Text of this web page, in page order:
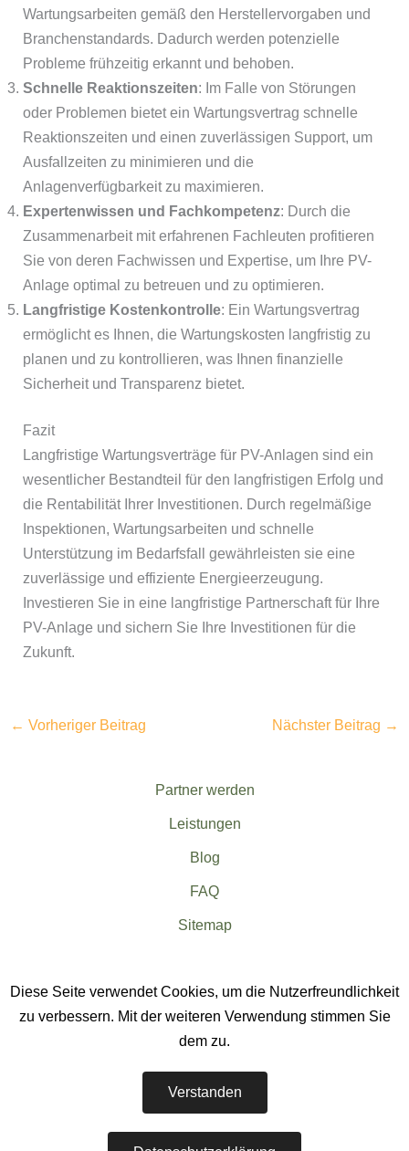
Wartungsarbeiten gemäß den Herstellervorgaben und
Branchenstandards. Dadurch werden potenzielle
Probleme frühzeitig erkannt und behoben.
Schnelle Reaktionszeiten: Im Falle von Störungen
oder Problemen bietet ein Wartungsvertrag schnelle
Reaktionszeiten und einen zuverlässigen Support, um
Ausfallzeiten zu minimieren und die
Anlagenverfügbarkeit zu maximieren.
Expertenwissen und Fachkompetenz: Durch die
Zusammenarbeit mit erfahrenen Fachleuten profitieren
Sie von deren Fachwissen und Expertise, um Ihre PV-
Anlage optimal zu betreuen und zu optimieren.
Langfristige Kostenkontrolle: Ein Wartungsvertrag
ermöglicht es Ihnen, die Wartungskosten langfristig zu
planen und zu kontrollieren, was Ihnen finanzielle
Sicherheit und Transparenz bietet.
Fazit
Langfristige Wartungsverträge für PV-Anlagen sind ein
wesentlicher Bestandteil für den langfristigen Erfolg und
die Rentabilität Ihrer Investitionen. Durch regelmäßige
Inspektionen, Wartungsarbeiten und schnelle
Unterstützung im Bedarfsfall gewährleisten sie eine
zuverlässige und effiziente Energieerzeugung.
Investieren Sie in eine langfristige Partnerschaft für Ihre
PV-Anlage und sichern Sie Ihre Investitionen für die
Zukunft.
← Vorheriger Beitrag Nächster Beitrag →
Partner werden
Leistungen
Blog
FAQ
Sitemap
Deutschland & Europa
Diese Seite verwendet Cookies, um die Nutzerfreundlichkeit
zu verbessern. Mit der weiteren Verwendung stimmen Sie
dem zu.
Verstanden